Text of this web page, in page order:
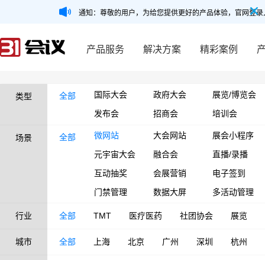
通知：尊敬的用户，为给您提供更好的产品体验，官网登
产品服务 解决方案 精彩案例
类型 全部 国际大会 政府大会
展览/博览会
发布会
招商会 培训会
场景 全部 微网站 大会网站
展会小程序
元宇宙大会
融合会
直播/录播
互动抽奖
会展营销
电子签到
门禁管理
数据大屏 多活动管理
行业 全部 TMT 医疗医药 社团协会 展览
城市 全部 上海 北京 广州 深圳 杭州